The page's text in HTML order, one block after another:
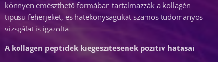
könnyen emészthető formában tartalmazzák a kollagén
típusú fehérjéket, és hatékonyságukat számos tudományos
vizsgálat is igazolta.
A kollagén peptidek kiegészítésének pozitív hatásai